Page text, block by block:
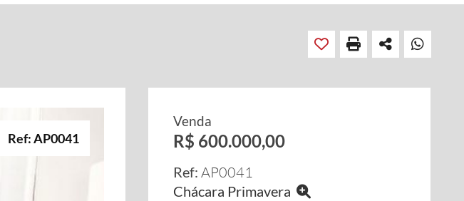
Ref: AP0041
Venda
R$ 600.000,00
Ref: AP0041
Chácara Primavera